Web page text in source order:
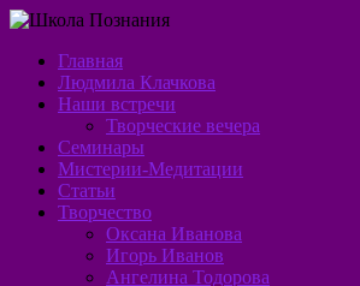
Перейти
содержимому
Школа
Познания
Алхимия
Духа
Главная
Людмила Клачкова
Наши встречи
Творческие вечера
Семинары
Мистерии-Медитации
Статьи
Творчество
Оксана Иванова
Игорь Иванов
Ангелина Тодорова